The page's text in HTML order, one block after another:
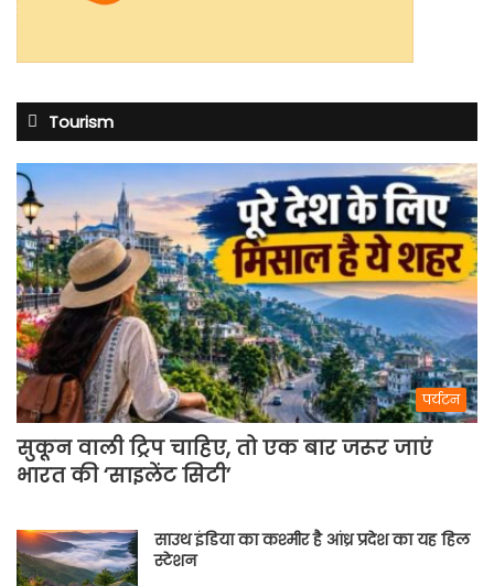
Tourism
पर्यटन
सुकून वाली ट्रिप चाहिए, तो एक बार जरूर जाएं
भारत की ‘साइलेंट सिटी’
साउथ इंडिया का कश्मीर है आंध्र प्रदेश का यह हिल
स्टेशन